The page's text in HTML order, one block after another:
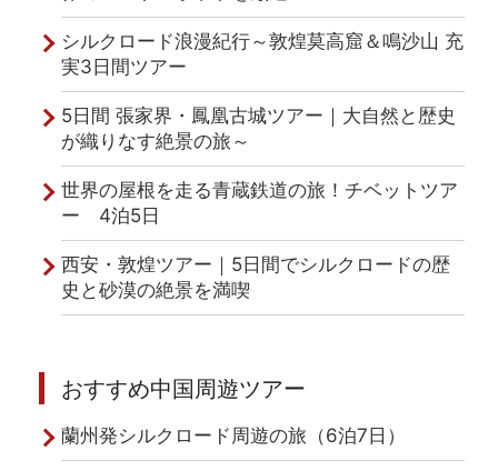
シルクロード浪漫紀行～敦煌莫高窟＆鳴沙山 充
実3日間ツアー
5日間 張家界・鳳凰古城ツアー｜大自然と歴史
が織りなす絶景の旅～
世界の屋根を走る青蔵鉄道の旅！チベットツア
ー 4泊5日
西安・敦煌ツアー｜5日間でシルクロードの歴
史と砂漠の絶景を満喫
おすすめ中国周遊ツアー
蘭州発シルクロード周遊の旅（6泊7日）